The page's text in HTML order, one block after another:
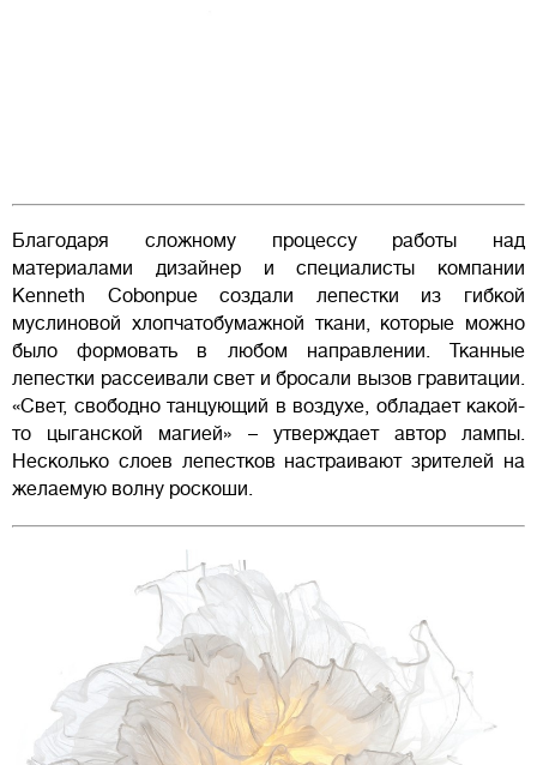
Благодаря сложному процессу работы над
материалами дизайнер и специалисты компании
Kenneth Cobonpue создали лепестки из гибкой
муслиновой хлопчатобумажной ткани, которые можно
было формовать в любом направлении. Тканные
лепестки рассеивали свет и бросали вызов гравитации.
«Свет, свободно танцующий в воздухе, обладает какой-
то цыганской магией» – утверждает автор лампы.
Несколько слоев лепестков настраивают зрителей на
желаемую волну роскоши.